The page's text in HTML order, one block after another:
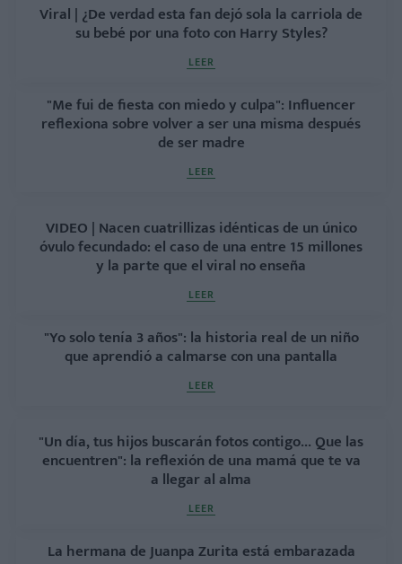
Viral | ¿De verdad esta fan dejó sola la carriola de
su bebé por una foto con Harry Styles?
LEER
"Me fui de fiesta con miedo y culpa": Influencer
reflexiona sobre volver a ser una misma después
de ser madre
LEER
VIDEO | Nacen cuatrillizas idénticas de un único
óvulo fecundado: el caso de una entre 15 millones
y la parte que el viral no enseña
LEER
"Yo solo tenía 3 años": la historia real de un niño
que aprendió a calmarse con una pantalla
LEER
"Un día, tus hijos buscarán fotos contigo... Que las
encuentren": la reflexión de una mamá que te va
a llegar al alma
LEER
La hermana de Juanpa Zurita está embarazada